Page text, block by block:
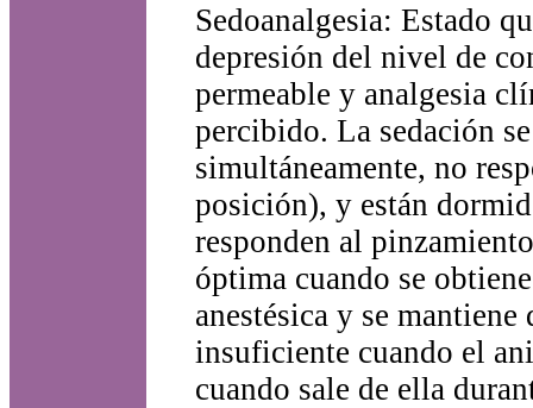
Sedoanalgesia: Estado
depresión del nivel de
permeable y analgesia
percibido. La sedación
simultáneamente, no
posición), y están
responden al
óptima cuando se
anestésica y se
insuficiente cuando el
cuando sale de ella